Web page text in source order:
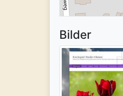
Bilder